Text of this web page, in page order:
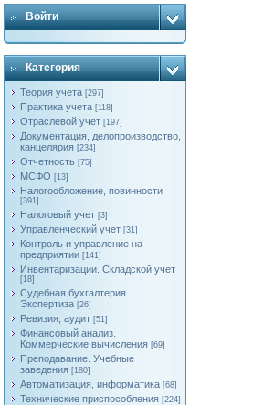
Войти
Категория
Теория учета [297]
Практика учета [118]
Отраслевой учет [197]
Документация, делопроизводство,
канцелярия [234]
Отчетность [75]
МСФО [13]
Налогообложение, повинности
[391]
Налоговый учет [3]
Управленческий учет [31]
Контроль и управление на
предприятии [141]
Инвентаризации. Складской учет
[18]
Судебная бухгалтерия.
Экспертиза [26]
Ревизия, аудит [51]
Финансовый анализ.
Коммерческие вычисления [69]
Преподавание. Учебные
заведения [180]
Автоматизация, информатика [68]
Технические приспособления [224]